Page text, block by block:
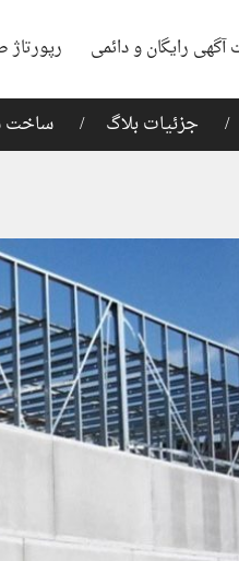
آگهی رایگان و دائمی
جزئیات بلاگ ساخت